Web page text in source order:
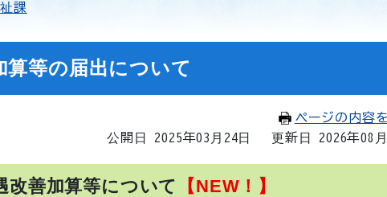
課
算等の届出について
ページの内容
公開日 2025年03月24日
更新日 2026年08
改善加算等について 【NEW！】